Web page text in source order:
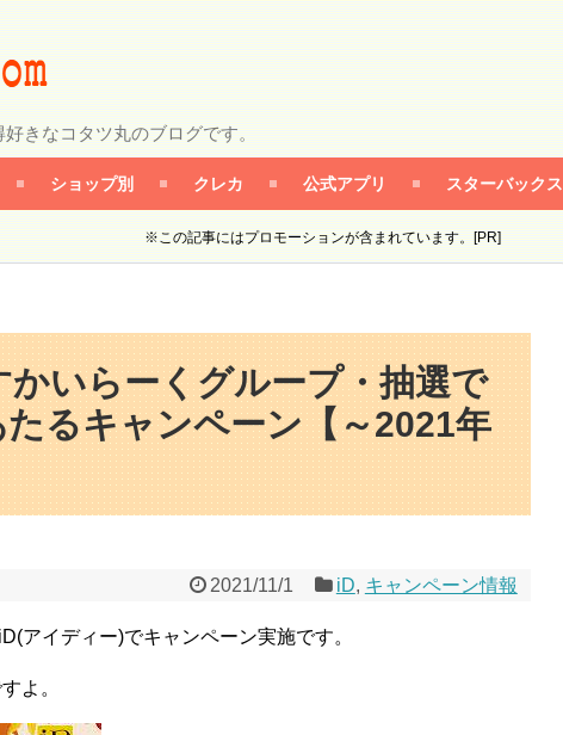
きなコタツ丸のブログです。
ショップ別 クレカ 公式アプリ スターバックス
※この記事にはプロモーションが含まれています。[PR]
いらーくグループ・抽選で
るキャンペーン【～2021年
2021/11/1 iD, キャンペーン情報
アイディー)でキャンペーン実施です。
よ。